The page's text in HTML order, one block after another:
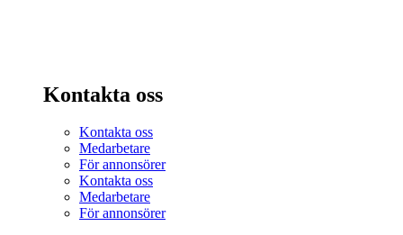
Kontakta oss
Kontakta oss
Medarbetare
För annonsörer
Kontakta oss
Medarbetare
För annonsörer